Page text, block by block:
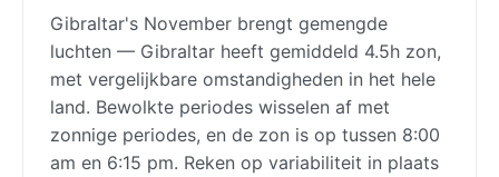
Gibraltar's November brengt gemengde
luchten — Gibraltar heeft gemiddeld 4.5h zon,
met vergelijkbare omstandigheden in het hele
land. Bewolkte periodes wisselen af met
zonnige periodes, en de zon is op tussen 8:00
am en 6:15 pm. Reken op variabiliteit in plaats